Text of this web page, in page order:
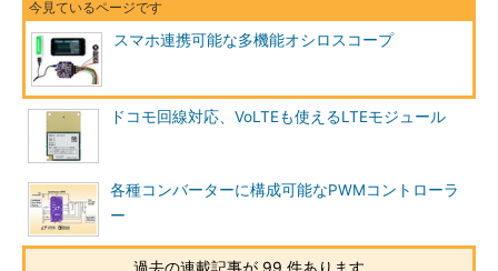
スマホ連携可能な多機能オシロスコープ
ドコモ回線対応、VoLTEも使えるLTEモジュール
各種コンバーターに構成可能なPWMコントローラ
ー
過去の連載記事が 99 件あります